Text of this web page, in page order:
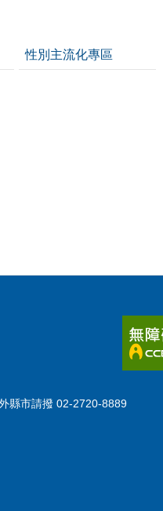
性別主流化專區
縣市請撥 02-2720-8889